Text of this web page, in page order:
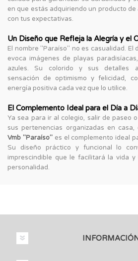
en que estás adquiriendo un producto
con tus expectativas.
Un Diseño que Refleja la Alegría y el
El nombre "Paraíso" no es casualidad. El
evoca imágenes de playas
azules. Su colorido y sus detalles
sensación de optimismo y felicidad,
energía positiva cada vez que lo utilice.
El Complemento Ideal para el Día a
Ya sea para ir al colegio, salir de paseo
sus pertenencias organizadas en casa,
Vmb "Paraíso"es el complemento ideal
Su diseño práctico y funcional lo
imprescindible que le facilitará la vida
personalidad.